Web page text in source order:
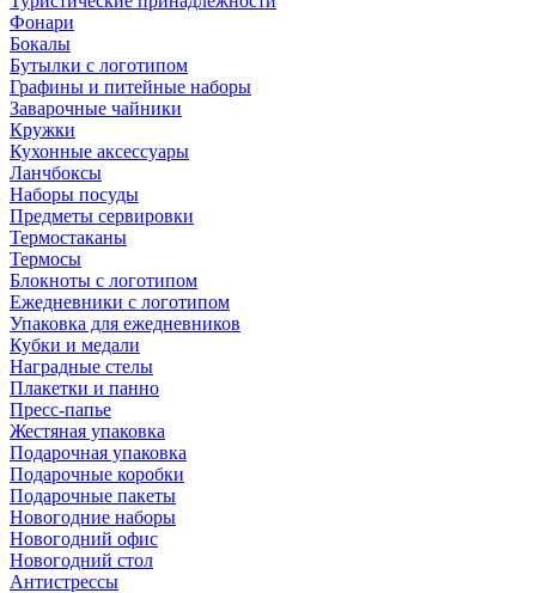
Фонари
Бокалы
Бутылки с логотипом
Графины и питейные наборы
Заварочные чайники
Кружки
Кухонные аксессуары
Ланчбоксы
Наборы посуды
Предметы сервировки
Термостаканы
Термосы
Блокноты с логотипом
Ежедневники с логотипом
Упаковка для ежедневников
Кубки и медали
Наградные стелы
Плакетки и панно
Пресс-папье
Жестяная упаковка
Подарочная упаковка
Подарочные коробки
Подарочные пакеты
Новогодние наборы
Новогодний офис
Новогодний стол
Антистрессы